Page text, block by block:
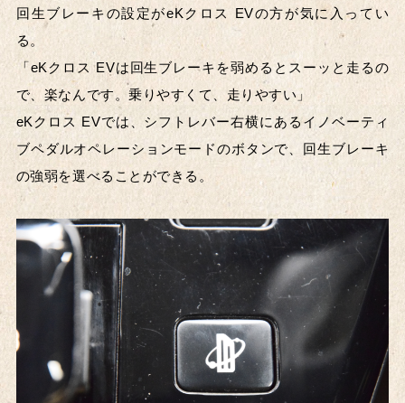
回生ブレーキの設定がeKクロス EVの方が気に入ってい
る。
「eKクロス EVは回生ブレーキを弱めるとスーッと走るの
で、楽なんです。乗りやすくて、走りやすい」
eKクロス EVでは、シフトレバー右横にあるイノベーティ
ブペダルオペレーションモードのボタンで、回生ブレーキ
の強弱を選べることができる。